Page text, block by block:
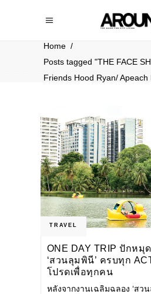
Home /
Posts tagged "THE FACE
Friends Hood Ryan/ Apeach
TRAVEL
ONE DAY TRIP ปักหมุ
‘สวนลุมพินี’ ครบทุก
โปรดเพื่อทุกคน
หลังจากงานเฉลิมฉลอง ‘สว